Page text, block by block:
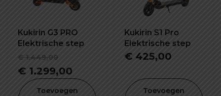
Kukirin G3 PRO
Elektrische step
€1.449,00
Oorspronkelijke
prijs
was:
€ 1.299,00
prijs
Toevoegen
Kukirin S1 Pro
Elektrische step
€ 425,00
Toevoegen